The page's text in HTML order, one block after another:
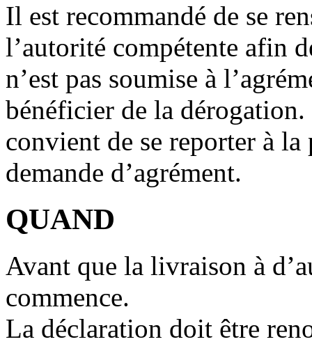
Il est recommandé de se
l’autorité compétente afin
n’est pas soumise à
bénéficier de la
convient de se reporter à la
demande d’agrément.
QUAND
Avant que la livraison à
commence.
La déclaration doit être